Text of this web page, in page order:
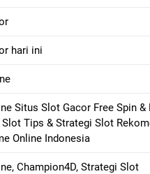
hari ini
Situs Slot Gacor Free Spin &
Slot Tips & Strategi Slot
Online Indonesia
Champion4D, Strategi Slot